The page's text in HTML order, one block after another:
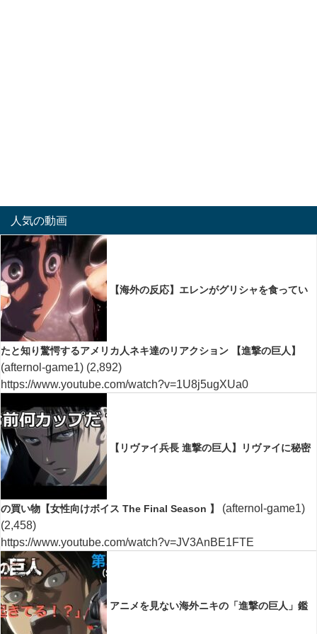
人気の動画
【海外の反応】エレンがグリシャを食ってい
たと知り驚愕するアメリカ人ネキ達のリアクション 【進撃の巨人】
(afternol-game1) (2,892)
https://www.youtube.com/watch?v=1U8j5ugXUa0
【リヴァイ兵長 進撃の巨人】リヴァイに秘密
の買い物【女性向けボイス The Final Season 】
(afternol-game1)
(2,458)
https://www.youtube.com/watch?v=JV3AnBE1FTE
アニメを見ない海外ニキの「進撃の巨人」鑑